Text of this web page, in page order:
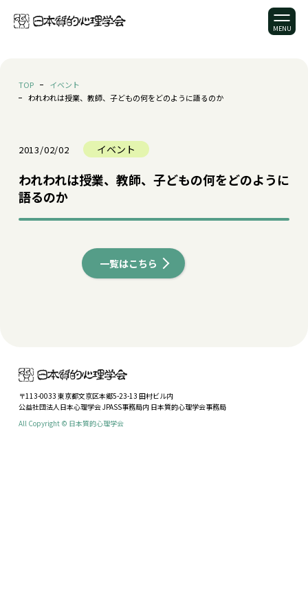
TOP
イベント
われわれは授業、教師、子どもの何をどのように語るのか
2013/02/02 イベント
われわれは授業、教師、子どもの何をどのように
語るのか
一覧はこちら
〒113-0033 東京都文京区本郷5-23-13 田村ビル内
公益社団法人日本心理学会 JPASS事務局内 日本質的心理学会事務局
All Copyright © 日本質的心理学会